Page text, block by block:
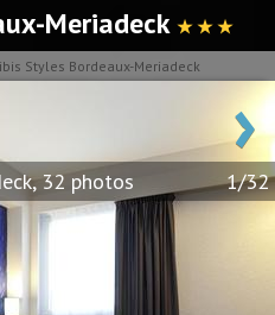
Meriadeck ★ ★ ★
ibis Styles Bordeaux-Meriadeck
›
32 photos 1/32